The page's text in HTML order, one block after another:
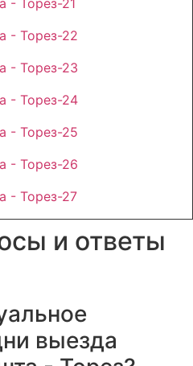
и ответы
выезда